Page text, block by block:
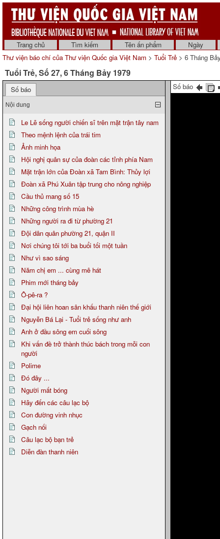
Trang chủ Tìm kiếm Tên ấn phẩm
Ngày
Thư viện báo chí của Thư viện Quốc gia Việt Nam > Tuổi Trẻ > 6 Tháng
Tuổi Trẻ, Số 27, 6 Tháng Bảy 1979
Số báo
Nội dung
Le Lẽ sống người chiến sĩ trên mặt trận tây nam
Theo mệnh lệnh của trái tim
Ảnh minh họa
Hội nghị quân sự của đoàn các tỉnh phía Nam
Mặt trận lớn của Đoàn xã Tam Bình: Thủy lợi
Đoàn xã Phú Xuân tập trung cho nông nghiệp
Cầu thủ mang số 15
Những công trình mùa hè
Những người ra đi từ phường 21
Đội dân quân phường 21, quận II
Nơi chúng tôi tới ba buổi tối một tuần
Như vì sao sáng
Năm chị em ... cùng mê hát
Phim mới tháng bảy
Ô-pê-ra ?
Đại hội liên hoan sân khấu thanh niên thế giới
Nguyễn Bá Lại - Tuổi trẻ sống như anh
Anh ở đầu sông em cuối sông
Khi vấn đề trở thành thúc bách trong mỗi con
người
Polime
Đó đây ...
Người mất bóng
Hãy đến các câu lạc bộ
Con đường vinh nhục
Gạch nối
Câu lạc bộ bạn trẻ
Diễn đàn thanh niên
Số báo